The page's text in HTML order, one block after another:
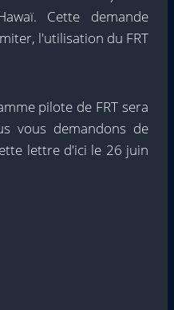
Cette demande
l'utilisation du FRT
pilote de FRT sera
vous demandons de
lettre d'ici le 26 juin